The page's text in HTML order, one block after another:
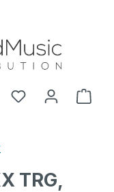
TRG,